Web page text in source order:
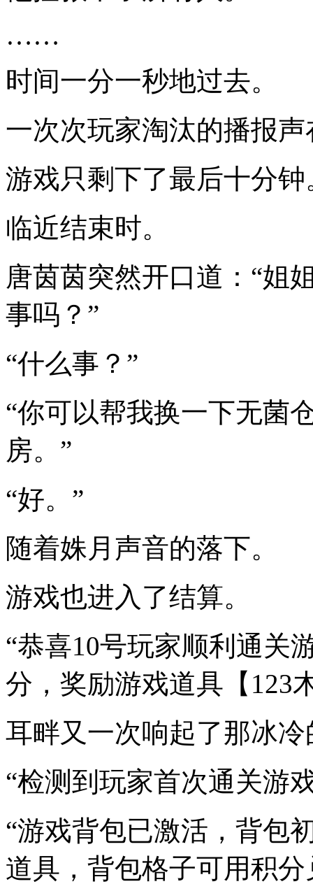
……
时间一分一秒地过去。
一次次玩家淘汰的播报
游戏只剩下了最后十分钟
临近结束时。
唐茵茵突然开口道：“姐
事吗？”
“什么事？”
“你可以帮我换一下无菌
房。”
“好。”
随着姝月声音的落下。
游戏也进入了结算。
“恭喜10号玩家顺利通关
分，奖励游戏道具【123
耳畔又一次响起了那冰
“检测到玩家首次通关游
“游戏背包已激活，背包
道具，背包格子可用积